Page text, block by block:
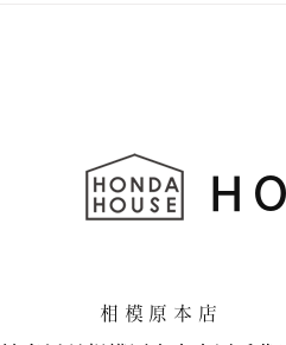
相模原